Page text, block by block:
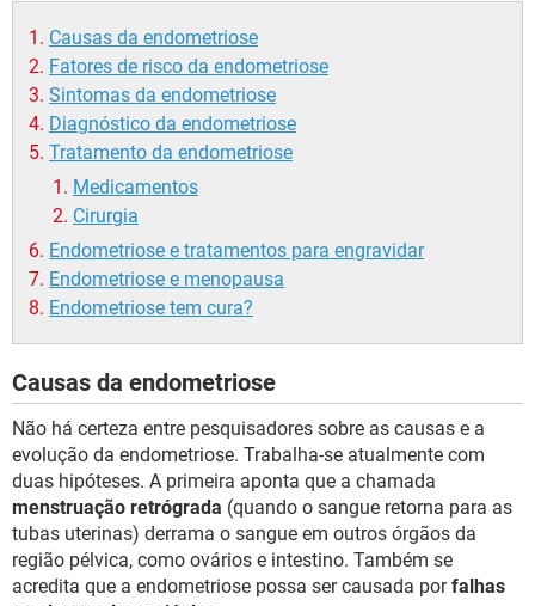
Causas da endometriose
Fatores de risco da endometriose
Sintomas da endometriose
Diagnóstico da endometriose
Tratamento da endometriose
Medicamentos
Cirurgia
Endometriose e tratamentos para engravidar
Endometriose e menopausa
Endometriose tem cura?
Causas da endometriose
Não há certeza entre pesquisadores sobre as causas e a
evolução da endometriose. Trabalha-se atualmente com
duas hipóteses. A primeira aponta que a chamada
menstruação retrógrada (quando o sangue retorna para as
tubas uterinas) derrama o sangue em outros órgãos da
região pélvica, como ovários e intestino. Também se
acredita que a endometriose possa ser causada porfalhas